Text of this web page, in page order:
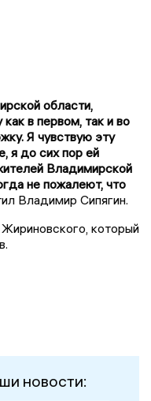
области,
в первом, так и во
Я чувствую эту
я до сих пор ей
Владимирской
не пожалеют, что
Владимир Сипягин.
который
новости: